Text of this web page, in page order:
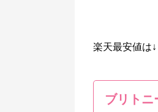
楽天最安値は↓
ブリトニ